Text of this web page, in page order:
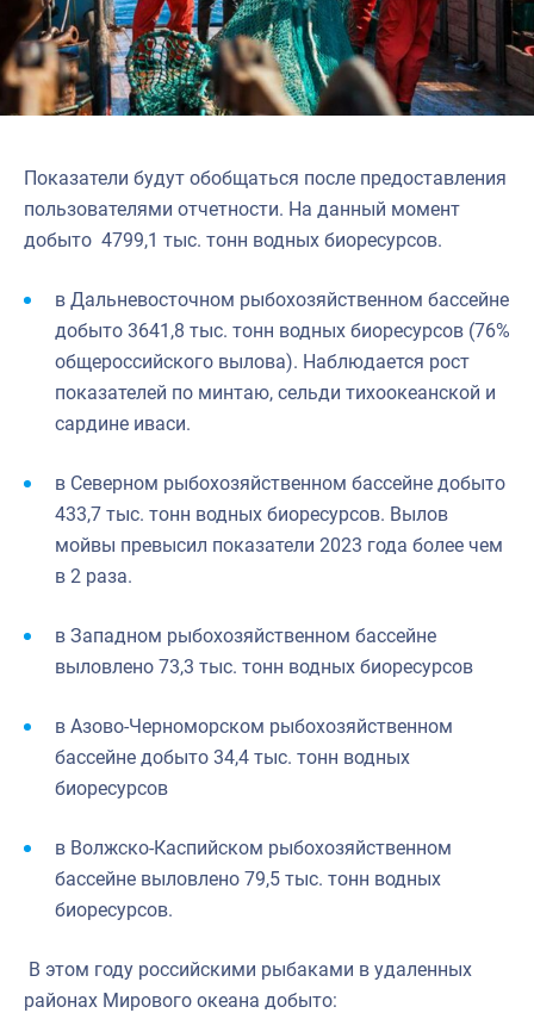
Показатели будут обобщаться после предоставления
пользователями отчетности. На данный момент
добыто 4799,1 тыс. тонн водных биоресурсов.
в Дальневосточном рыбохозяйственном бассейне
добыто 3641,8 тыс. тонн водных биоресурсов (76%
общероссийского вылова). Наблюдается рост
показателей по минтаю, сельди тихоокеанской и
сардине иваси.
в Северном рыбохозяйственном бассейне добыто
433,7 тыс. тонн водных биоресурсов. Вылов
мойвы превысил показатели 2023 года более чем
в 2 раза.
в Западном рыбохозяйственном бассейне
выловлено 73,3 тыс. тонн водных биоресурсов
в Азово-Черноморском рыбохозяйственном
бассейне добыто 34,4 тыс. тонн водных
биоресурсов
в Волжско-Каспийском рыбохозяйственном
бассейне выловлено 79,5 тыс. тонн водных
биоресурсов.
В этом году российскими рыбаками в удаленных
районах Мирового океана добыто: